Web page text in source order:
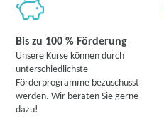
Bis zu 100 % Förderung
Unsere Kurse können durch
unterschiedlichste
Förderprogramme bezuschusst
werden. Wir beraten Sie gerne
dazu!